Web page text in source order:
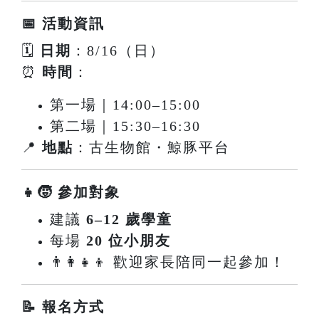
📅 活動資訊
🗓
日期 ：8/16（日）
⏰ 時間 ：
第一場｜14:00–15:00
第二場｜15:30–16:30
📍地點 ：古生物館・鯨豚平台
👧🧒 參加對象
建議 6–12 歲學童
每場 20 位小朋友
👨‍👩‍👧‍👦 歡迎家長陪同一起參加！
📝 報名方式